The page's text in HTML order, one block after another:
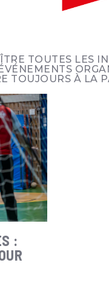
TOUTES LES
TOUJOURS À LA
: